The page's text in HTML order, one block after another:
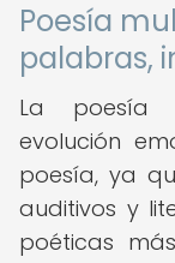
Poesía
palabras,
La poesía
evolución
poesía, ya
auditivos y
poéticas